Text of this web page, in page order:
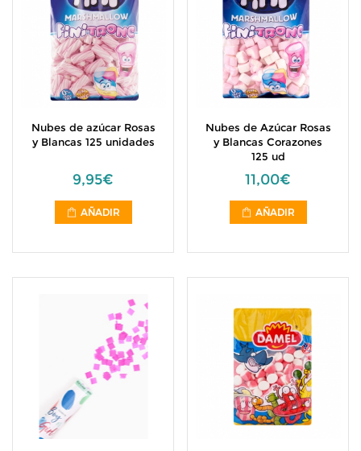
Nubes de azúcar Rosas
y Blancas 125 unidades
9,95€
AÑADIR
Nubes de Azúcar Rosas
y Blancas Corazones
125 ud
11,00€
AÑADIR